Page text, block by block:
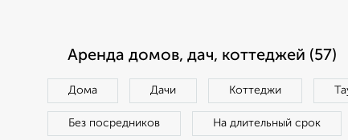
Аренда домов, дач, коттеджей (57)
Дома Дачи Коттеджи
Без посредников На длительный срок